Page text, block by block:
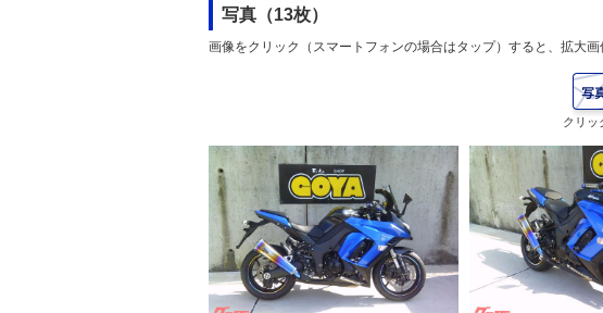
写真（13枚）
画像をクリック（スマートフォンの場合はタップ）すると、拡大
クリッ